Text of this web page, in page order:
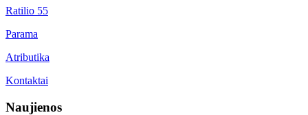
Ratilio 55
Parama
Atributika
Kontaktai
Naujienos